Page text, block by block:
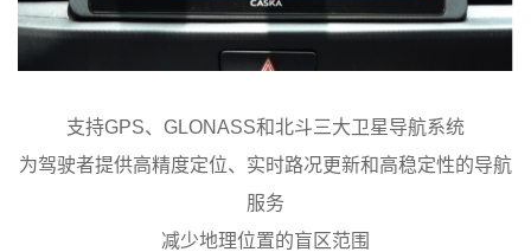
支持GPS、GLONASS和北斗三大卫星导航系统
为驾驶者提供高精度定位、实时路况更新和高稳定性的导航
服务
减少地理位置的盲区范围